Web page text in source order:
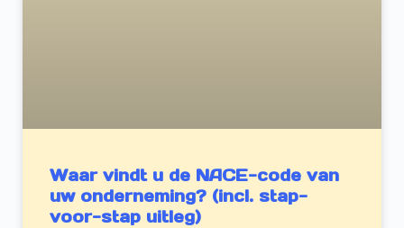
Waar vindt u de NACE-code van
uw onderneming? (incl. stap-
voor-stap uitleg)